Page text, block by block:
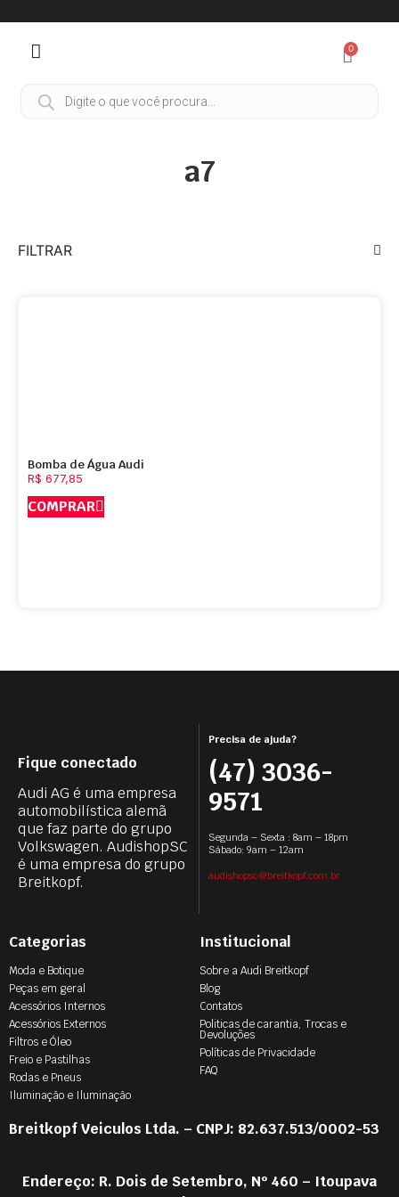
0
a7
FILTRAR
Bomba de Água Audi
R$ 677,85
COMPRAR
Fique conectado
Audi AG é uma empresa
automobilística alemã
que faz parte do grupo
Volkswagen. AudishopSC
é uma empresa do grupo
Breitkopf.
Precisa de ajuda?
(47) 3036-
9571
Segunda – Sexta : 8am – 18pm
Sábado: 9am – 12am
audishopsc@breitkopf.com.br
Categorias
Moda e Botique
Peças em geral
Acessórios Internos
Acessórios Externos
Filtros e Óleo
Freio e Pastilhas
Rodas e Pneus
Iluminação e Iluminação
Institucional
Sobre a Audi Breitkopf
Blog
Contatos
Politicas de carantia, Trocas e
Devoluções
Políticas de Privacidade
FAQ
Breitkopf Veiculos Ltda. – CNPJ: 82.637.513/0002-53
Endereço: R. Dois de Setembro, Nº 460 – Itoupava